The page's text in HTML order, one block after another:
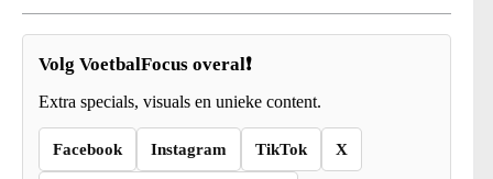
Volg VoetbalFocus overal❗
Extra specials, visuals en unieke content.
Facebook Instagram TikTok X